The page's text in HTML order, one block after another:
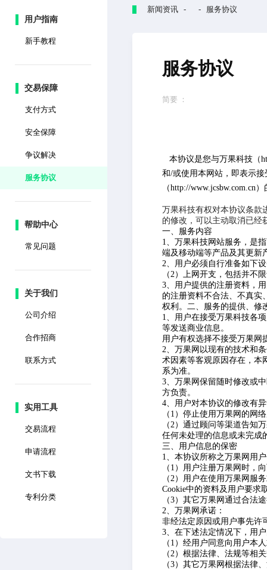
用户指南
新手教程
交易保障
支付方式
安全保障
争议解决
服务协议
帮助中心
常见问题
关于我们
公司介绍
合作招商
联系方式
实用工具
交易流程
申请流程
文书下载
专利分类
新闻资讯 - - 服务协议
服务协议
简要 ：
本协议是您与万果科技（
和/或使用本网站，即表示
（http://www.jcsbw.com.cn）
万果科技有权对本协议条款
的修改，可以主动取消已经
一、服务内容
1、 万果科技网站服务，是
端及移动端等产品及其更新
2、用户必须自行准备如下
（2）上网开支，包括并不
3、用户提供的注册资料，
的注册资料不合法、不真实
权利。二、服务的提供、修
1、用户在接受万果科技各
等发送商业信息。
用户有权选择不接受万果网
2、万果网以现有的技术和
术因素等客观原因存在，本
系为准。
3、万果网保留随时修改或
方负责。
4、用户对本协议的修改有
（1）停止使用万果网的网
（2）通过顾问等渠道告知
任何未处理的信息或未完成
三、用户信息的保密
1、本协议所称之万果网用
（1）用户注册万果网时，
（2）用户在使用万果网服
Cookie中的资料及用户要求
（3）其它万果网通过合法
2、万果网承诺：
非经法定原因或用户事先许
3、在下述法定情况下，用
（1）经用户同意向用户本
（2）根据法律、法规等相
（3）其它万果网根据法律